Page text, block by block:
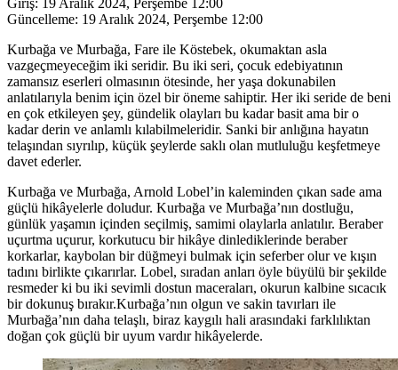
Güncelleme: 19 Aralık 2024, Perşembe 12:00
Kurbağa ve Murbağa, Fare ile Köstebek, okumaktan asla
vazgeçmeyeceğim iki seridir. Bu iki seri, çocuk edebiyatının
zamansız eserleri olmasının ötesinde, her yaşa dokunabilen
anlatılarıyla benim için özel bir öneme sahiptir. Her iki seride de beni
en çok etkileyen şey, gündelik olayları bu kadar basit ama bir o
kadar derin ve anlamlı kılabilmeleridir. Sanki bir anlığına hayatın
telaşından sıyrılıp, küçük şeylerde saklı olan mutluluğu keşfetmeye
davet ederler.
Kurbağa ve Murbağa, Arnold Lobel’in kaleminden çıkan sade ama
güçlü hikâyelerle doludur. Kurbağa ve Murbağa’nın dostluğu,
günlük yaşamın içinden seçilmiş, samimi olaylarla anlatılır. Beraber
uçurtma uçurur, korkutucu bir hikâye dinlediklerinde beraber
korkarlar, kaybolan bir düğmeyi bulmak için seferber olur ve kışın
tadını birlikte çıkarırlar. Lobel, sıradan anları öyle büyülü bir şekilde
resmeder ki bu iki sevimli dostun maceraları, okurun kalbine sıcacık
bir dokunuş bırakır.Kurbağa’nın olgun ve sakin tavırları ile
Murbağa’nın daha telaşlı, biraz kaygılı hali arasındaki farklılıktan
doğan çok güçlü bir uyum vardır hikâyelerde.